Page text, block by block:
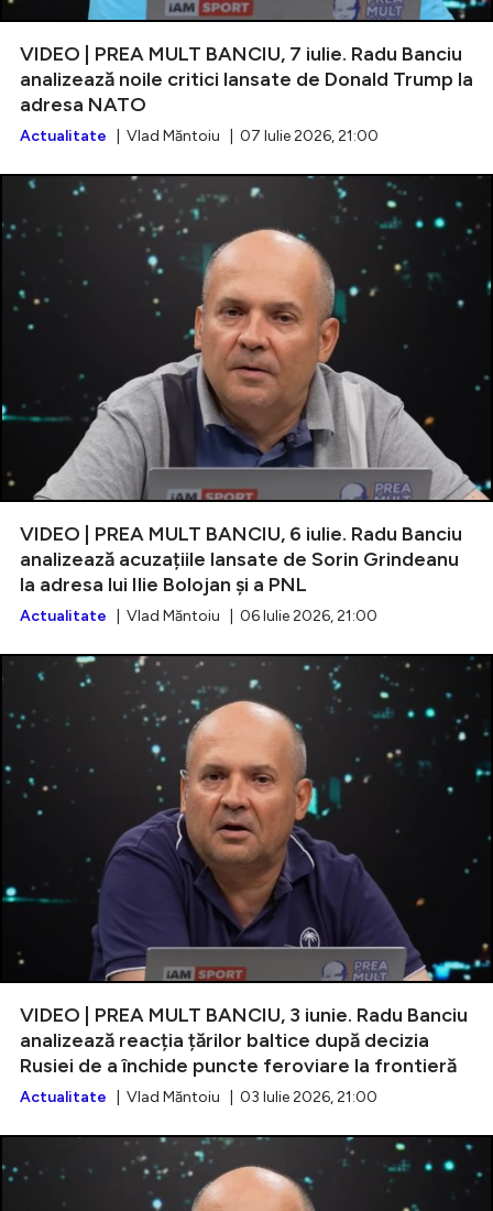
VIDEO | PREA MULT BANCIU, 7 iulie. Radu Banciu
analizează noile critici lansate de Donald Trump la
adresa NATO
Actualitate | Vlad Măntoiu | 07 Iulie 2026, 21:00
VIDEO | PREA MULT BANCIU, 6 iulie. Radu Banciu
analizează acuzațiile lansate de Sorin Grindeanu
la adresa lui Ilie Bolojan și a PNL
Actualitate | Vlad Măntoiu | 06 Iulie 2026, 21:00
VIDEO | PREA MULT BANCIU, 3 iunie. Radu Banciu
analizează reacția țărilor baltice după decizia
Rusiei de a închide puncte feroviare la frontieră
Actualitate | Vlad Măntoiu | 03 Iulie 2026, 21:00